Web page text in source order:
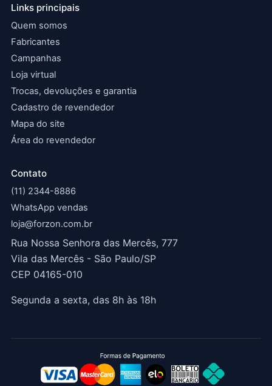
Links principais
Quem somos
Fabricantes
Campanhas
Loja virtual
Trocas, devoluções e garantia
Cadastro de revendedor
Mapa do site
Área do revendedor
Contato
(11) 2344-8886
WhatsApp vendas
loja@forzon.com.br
Rua Nossa Senhora das Mercês, 777
Vila das Mercês - São Paulo/SP
CEP 04165-010
Segunda a sexta, das 8h às 18h